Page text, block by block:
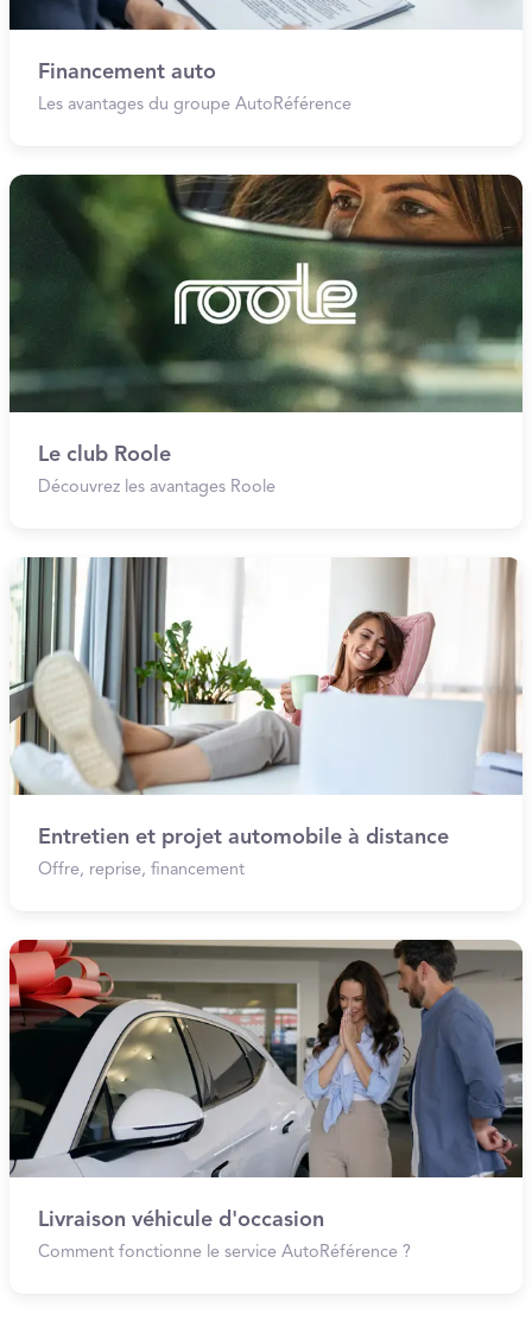
Financement auto
Les avantages du groupe AutoRéférence
Le club Roole
Découvrez les avantages Roole
Entretien et projet automobile à distance
Offre, reprise, financement
Livraison véhicule d'occasion
Comment fonctionne le service AutoRéférence ?